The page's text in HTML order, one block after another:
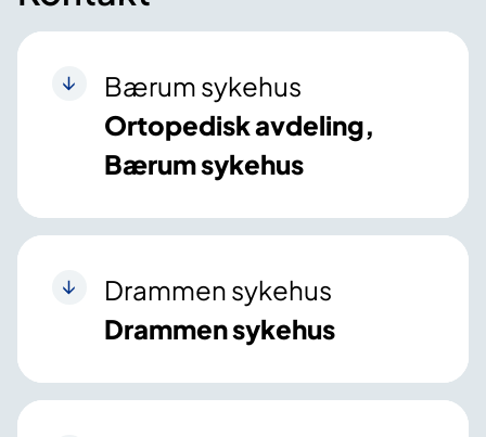
Bærum sykehus
Ortopedisk avdeling,
Bærum sykehus
Drammen sykehus
Drammen sykehus